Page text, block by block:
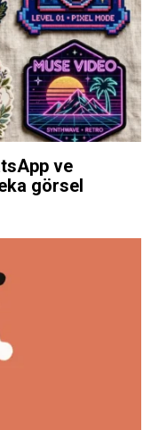
ve
görsel